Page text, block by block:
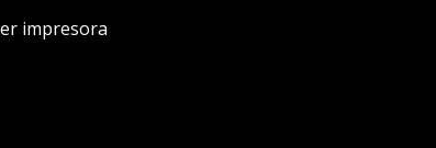
impresora